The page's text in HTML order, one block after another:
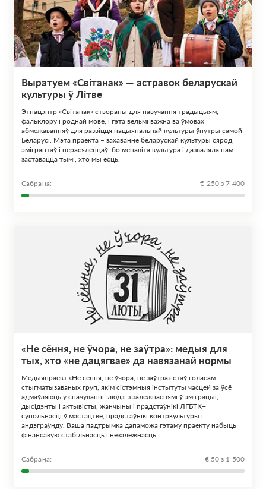
Выратуем «Світанак» — астравок беларускай
культуры ў Літве
Этнацэнтр «Світанак» створаны для навучання традыцыям,
фальклору і роднай мове, і гэта вельмі важна ва ўмовах
абмежаванняў для развіцця нацыянальнай культуры ўнутры самой
Беларусі. Мэта праекта – захаванне беларускай культуры сярод
эмігрантаў і перасяленцаў, бо менавіта культура і дазваляла нам
заставацца тымі, хто мы ёсць.
Сабрана: € 250 з 7 400
«Не сёння, не ўчора, не заўтра»: медыя для
тых, хто «не дацягвае» да навязанай нормы
Медыяпраект «Не сёння, не ўчора, не заўтра» стаў голасам
стыгматызаваных груп, якім сістэмныя інстытуты часцей за ўсё
адмаўляюць у спачуванні: людзі з залежнасцямі ў эміграцыі,
дысідэнты і актывісты, жанчыны і прадстаўнікі ЛГБТК+
супольнасці ў мастацтве, прадстаўнікі контркультуры і
андэграўнду. Ваша падтрымка дапаможа гэтаму праекту набыць
фінансавую стабільнасць і незалежнасць.
Сабрана: € 50 з 1 500